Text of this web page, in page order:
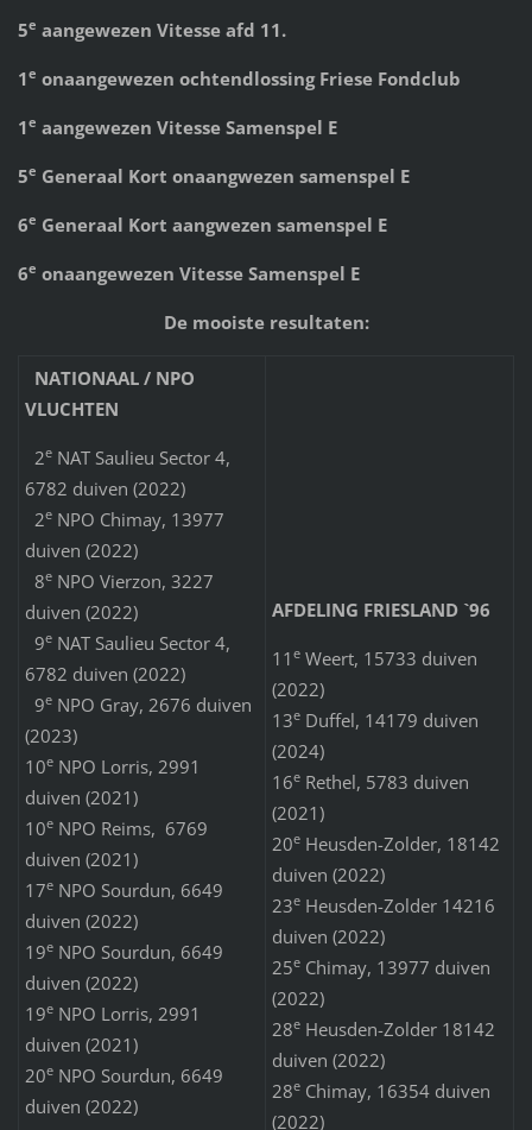
5e aangewezen Vitesse afd 11.
1e onaangewezen ochtendlossing Friese Fondclub
1e aangewezen Vitesse Samenspel E
5e Generaal Kort onaangwezen samenspel E
6e Generaal Kort aangwezen samenspel E
6e onaangewezen Vitesse Samenspel E
De mooiste resultaten:
NATIONAAL / NPO
VLUCHTEN
2eNAT Saulieu Sector 4,
6782 duiven (2022)
2eNPO Chimay, 13977
duiven (2022)
8eNPO Vierzon, 3227
duiven (2022)
9eNAT Saulieu Sector 4,
6782 duiven (2022)
9eNPO Gray, 2676 duiven
(2023)
10eNPO Lorris, 2991
duiven (2021)
10eNPO Reims, 6769
duiven (2021)
17eNPO Sourdun, 6649
duiven (2022)
19eNPO Sourdun, 6649
duiven (2022)
19eNPO Lorris, 2991
duiven (2021)
20eNPO Sourdun, 6649
duiven (2022)
AFDELING FRIESLAND `96
11 eWeert, 15733 duiven
(2022)
13eDuffel, 14179 duiven
(2024)
16eRethel, 5783 duiven
(2021)
20eHeusden-Zolder, 18142
duiven (2022)
23eHeusden-Zolder 14216
duiven (2022)
25eChimay, 13977 duiven
(2022)
28eHeusden-Zolder 18142
duiven (2022)
28eChimay, 16354 duiven
(2022)